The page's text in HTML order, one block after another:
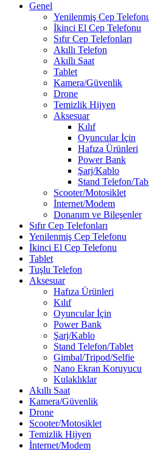
Genel
Yenilenmiş Cep
İkinci El Cep Telefonu
Sıfır Cep Telefonları
Akıllı Telefon
Akıllı Saat
Tablet
Kamera/Güvenlik
Drone
Temizlik Hijyen
Aksesuar
Kılıf
Oyuncular İçin
Hafıza Ürünleri
Power Bank
Şarj/Kablo
Stand Telefon/
Scooter/Motosiklet
İnternet/Modem
Donanım ve Bileşenler
Sıfır Cep Telefonları
Yenilenmiş Cep Telefonu
İkinci El Cep Telefonu
Tablet
Tuşlu Telefon
Aksesuar
Hafıza Ürünleri
Kılıf
Oyuncular İçin
Power Bank
Şarj/Kablo
Stand Telefon/Tablet
Gimbal/Tripod/Selfie
Nano Ekran Koruyucu
Kulaklıklar
Akıllı Saat
Kamera/Güvenlik
Drone
Scooter/Motosiklet
Temizlik Hijyen
İnternet/Modem